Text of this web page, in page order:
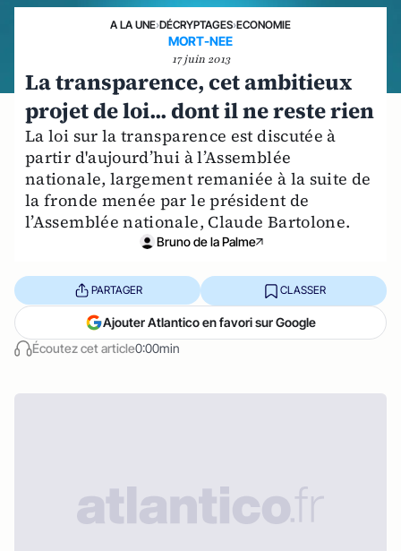
A LA UNE›DÉCRYPTAGES›ECONOMIE
MORT-NEE
17 juin 2013
La transparence, cet ambitieux
projet de loi... dont il ne reste rien
La loi sur la transparence est discutée à
partir d'aujourd’hui à l’Assemblée
nationale, largement remaniée à la suite de
la fronde menée par le président de
l’Assemblée nationale, Claude Bartolone.
Bruno de la Palme
Écoutez cet article0:00min
PARTAGER CLASSER
Ajouter Atlantico en favori sur Google